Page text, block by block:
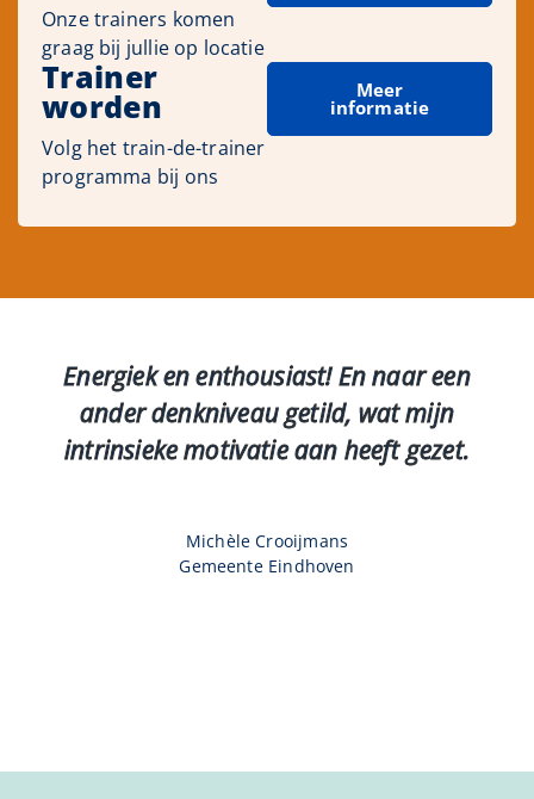
Onze trainers komen
graag bij jullie op locatie
Trainer
worden
Volg het train-de-trainer
programma bij ons
Meer
informatie
Energiek en enthousiast! En naar een
ander denkniveau getild, wat mijn
intrinsieke motivatie aan heeft gezet.
Michèle Crooijmans
Gemeente Eindhoven